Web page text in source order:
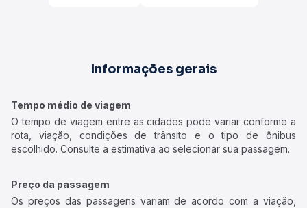
Informações gerais
Tempo médio de viagem
O tempo de viagem entre as cidades pode variar conforme a
rota, viação, condições de trânsito e o tipo de ônibus
escolhido. Consulte a estimativa ao selecionar sua passagem.
Preço da passagem
Os preços das passagens variam de acordo com a viação,